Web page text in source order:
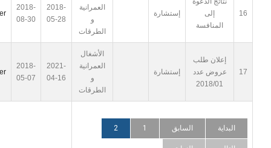
البداية السابق 1
2
16
إلى
المنافسة
إستشارة
العمرانية
و
الطرقات
2018-
05-28
2018-
08-30
17
إعلان طلب
عروض عدد
2018/01
إستشارة
الأشغال
العمرانية
و
الطرقات
2021-
04-16
2018-
05-07